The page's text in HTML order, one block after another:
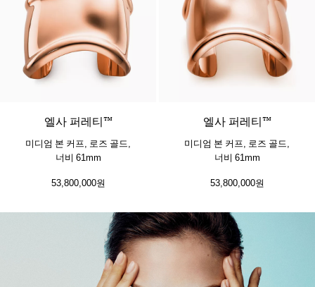
엘사 퍼레티™
미디엄 본 커프, 로즈 골드,
너비 61mm
53,800,000원
엘사 퍼레티™
미디엄 본 커프, 로즈 골드,
너비 61mm
53,800,000원